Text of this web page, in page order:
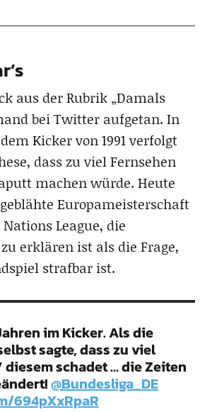
aus der Rubrik „Damals
bei Twitter aufgetan. In
Kicker von 1991 verfolgt
dass zu viel Fernsehen
machen würde. Heute
Europameisterschaft
League, die
erklären ist als die Frage,
strafbar ist.
im Kicker. Als die
sagte, dass zu viel
diesem schadet … die Zeiten
@Bundesliga_DE
694pXxRpaR